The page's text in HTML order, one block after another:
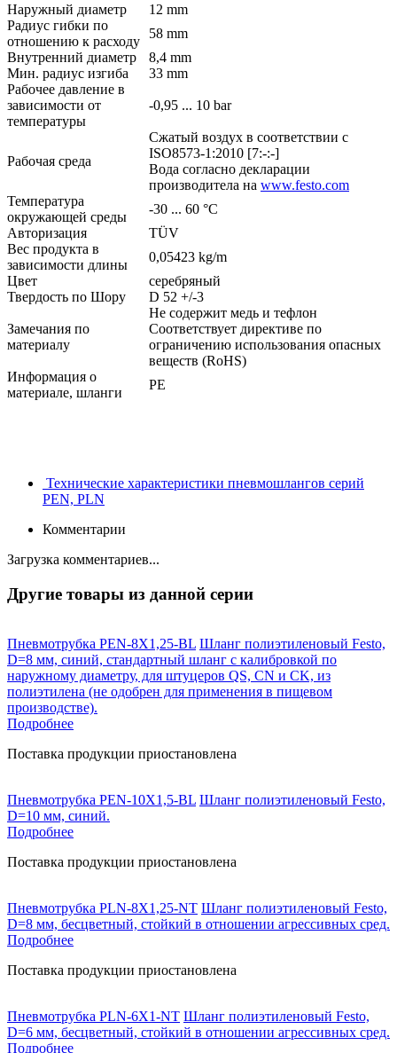
Наружный диаметр
12 mm
Радиус гибки по
отношению к расходу
58 mm
Внутренний диаметр
8,4 mm
Мин. радиус изгиба
33 mm
Рабочее давление в
зависимости от
температуры
-0,95 ... 10 bar
Рабочая среда
Сжатый воздух в соответствии с
ISO8573-1:2010 [7:-:-]
Вода согласно декларации
производитела на www.festo.com
Температура
окружающей среды
-30 ... 60 °C
Авторизация
TÜV
Вес продукта в
зависимости длины
0,05423 kg/m
Цвет
серебряный
Твердость по Шору
D 52 +/-3
Замечания по
материалу
Не содержит медь и тефлон
Соответствует директиве по
ограничению использования опасных
веществ (RoHS)
Информация о
материале, шланги
PE
Технические характеристики пневмошлангов серий
PEN, PLN
Комментарии
Загрузка комментариев...
Другие товары из данной серии
Пневмотрубка PEN-8X1,25-BL Шланг полиэтиленовый Festo,
D=8 мм, синий, стандартный шланг с калибровкой по
наружному диаметру, для штуцеров QS, CN и CK, из
полиэтилена (не одобрен для применения в пищевом
производстве).
Подробнее
Поставка продукции приостановлена
Пневмотрубка PEN-10X1,5-BL Шланг полиэтиленовый Festo,
D=10 мм, синий.
Подробнее
Поставка продукции приостановлена
Пневмотрубка PLN-8X1,25-NT Шланг полиэтиленовый Festo,
D=8 мм, бесцветный, стойкий в отношении агрессивных сред.
Подробнее
Поставка продукции приостановлена
Пневмотрубка PLN-6X1-NT Шланг полиэтиленовый Festo,
D=6 мм, бесцветный, стойкий в отношении агрессивных сред.
Подробнее